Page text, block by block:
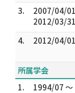
3.
2007/04/
2012/03/31
4.
2012/04/
所属学会
1.
1994/07 ～